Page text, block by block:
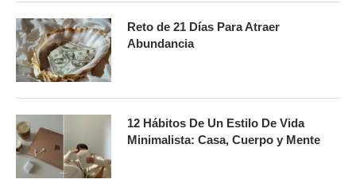
Reto de 21 Días Para Atraer
Abundancia
12 Hábitos De Un Estilo De Vida
Minimalista: Casa, Cuerpo y Mente